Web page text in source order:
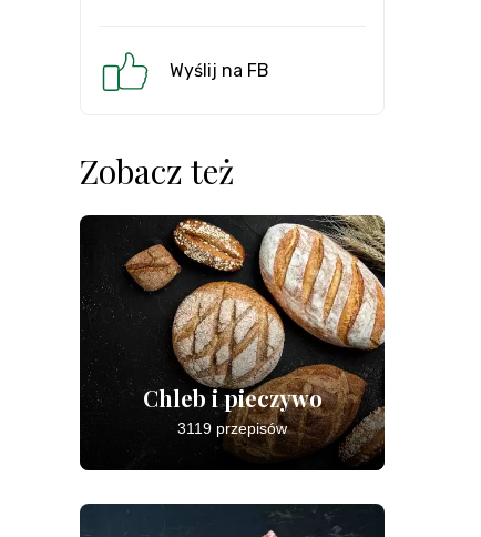
Wyślij na FB
Zobacz też
Chleb i pieczywo
3119 przepisów